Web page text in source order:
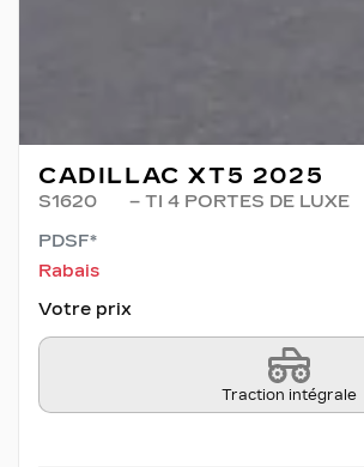
CADILLAC XT5 2025
S1620
– TI 4 PORTES DE LUXE
PDSF*
Rabais
Votre prix
Traction intégrale